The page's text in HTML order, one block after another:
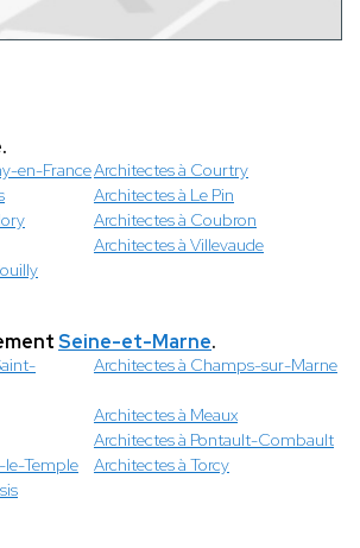
en-FranceArchitectes à Courtry
Architectes à Le Pin
Architectes à Coubron
Architectes à Villevaude
Seine-et-Marne.
Architectes à Champs-sur-Marne
Architectes à Meaux
Architectes à Pontault-Combault
le-Temple
Architectes à Torcy